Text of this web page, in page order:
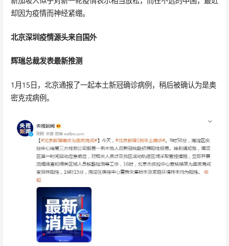
却因为疫情而神经紧绷。
北京深圳疫情源头来自国外
辉瑞总裁发表最新推测
1月15日，北京通报了一起本土新冠确诊病例，稍后被确认为是奥
密克戎病例。